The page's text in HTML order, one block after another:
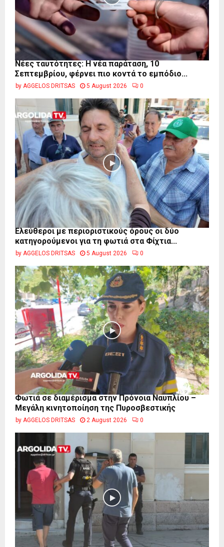
Νέες ταυτότητες: Η νέα παράταση, 10
Σεπτεμβρίου, φέρνει πιο κοντά το εμπόδιο...
by AGGELOS DRITSAS 5 August 2026 0
Ελεύθεροι με περιοριστικούς όρους οι δύο
κατηγορούμενοι για τη φωτιά στα Φίχτια...
by AGGELOS DRITSAS 5 August 2026 0
Φωτιά σε διαμέρισμα στην Πρόνοια Ναυπλίου –
Μεγάλη κινητοποίηση της Πυροσβεστικής
by AGGELOS DRITSAS 2 August 2026 0